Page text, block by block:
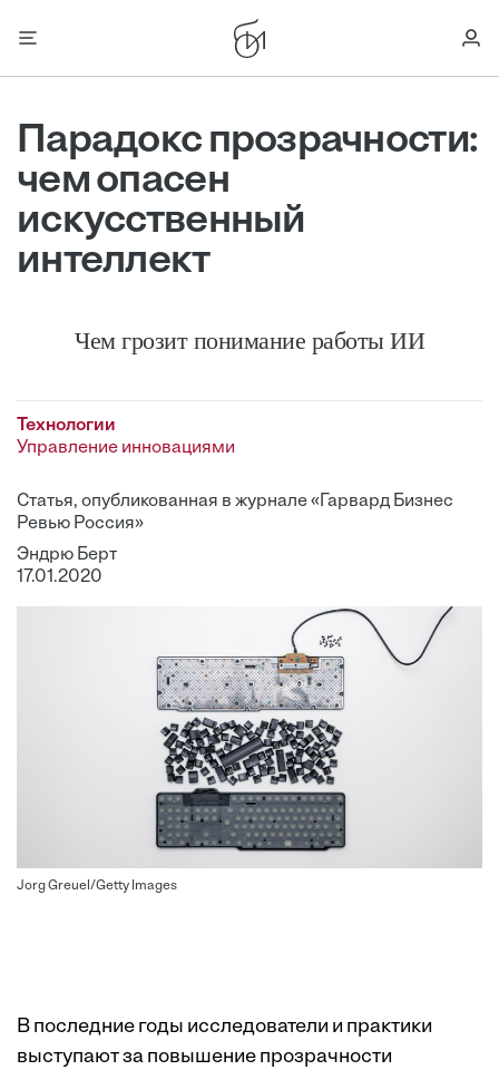
Парадокс прозрачности:
чем опасен
искусственный
интеллект
Чем грозит понимание работы ИИ
Технологии
Управление инновациями
Статья, опубликованная в журнале «Гарвард Бизнес
Ревью Россия»
Эндрю Берт
17.01.2020
Jorg Greuel/Getty Images
В последние годы исследователи и практики
выступают за повышение прозрачности